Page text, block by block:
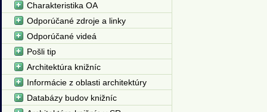
Charakteristika OA
Odporúčané zdroje a linky
Odporúčané videá
Pošli tip
Architektúra knižníc
Informácie z oblasti architektúry
Databázy budov knižníc